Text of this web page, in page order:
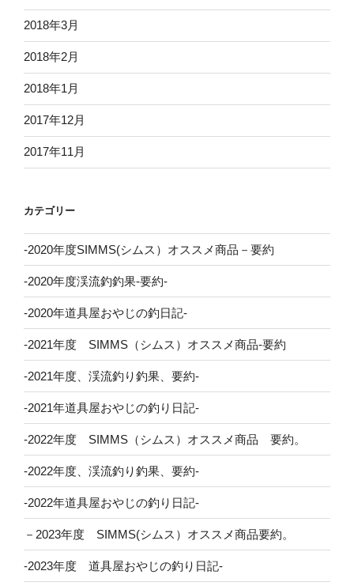
2018年3月
2018年2月
2018年1月
2017年12月
2017年11月
カテゴリー
-2020年度SIMMS(シムス）オススメ商品－要約
-2020年度渓流釣釣果-要約-
-2020年道具屋おやじの釣日記-
-2021年度 SIMMS（シムス）オススメ商品-要約
-2021年度、渓流釣り釣果、要約-
-2021年道具屋おやじの釣り日記-
-2022年度 SIMMS（シムス）オススメ商品 要約。
-2022年度、渓流釣り釣果、要約-
-2022年道具屋おやじの釣り日記-
－2023年度 SIMMS(シムス）オススメ商品要約。
-2023年度 道具屋おやじの釣り日記-